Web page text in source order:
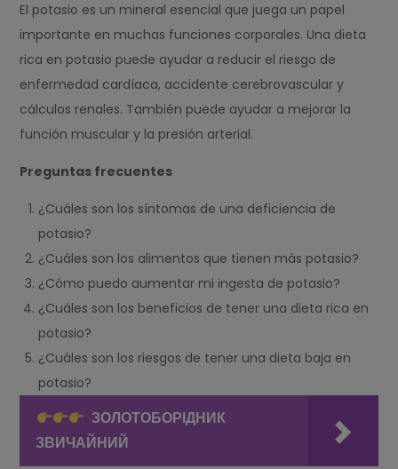
El potasio es un mineral esencial que juega un papel
importante en muchas funciones corporales. Una dieta
rica en potasio puede ayudar a reducir el riesgo de
enfermedad cardíaca, accidente cerebrovascular y
cálculos renales. También puede ayudar a mejorar la
función muscular y la presión arterial.
Preguntas frecuentes
¿Cuáles son los síntomas de una deficiencia de
potasio?
¿Cuáles son los alimentos que tienen más potasio?
¿Cómo puedo aumentar mi ingesta de potasio?
¿Cuáles son los beneficios de tener una dieta rica en
potasio?
¿Cuáles son los riesgos de tener una dieta baja en
potasio?
ЗОЛОТОБОРІДНИК
ЗВИЧАЙНИЙ